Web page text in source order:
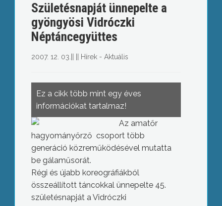
Születésnapját ünnepelte a
gyöngyösi Vidróczki
Néptáncegyüttes
2007. 12. 03. Hírek - Aktuális
Ez a cikk több mint egy éves
információkat tartalmaz!
Az amatőr
hagyományőrző csoport több
generáció közreműködésével mutatta
be gálaműsorát.
Régi és újabb koreográfiákból
összeállított táncokkal ünnepelte 45.
születésnapját a Vidróczki